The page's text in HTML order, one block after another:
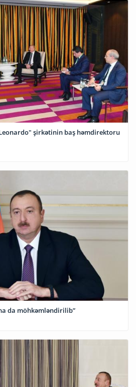
şirkətinin baş həmdirektoru
da möhkəmləndirilib”